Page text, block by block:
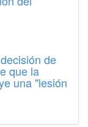
de
que la
una "lesión